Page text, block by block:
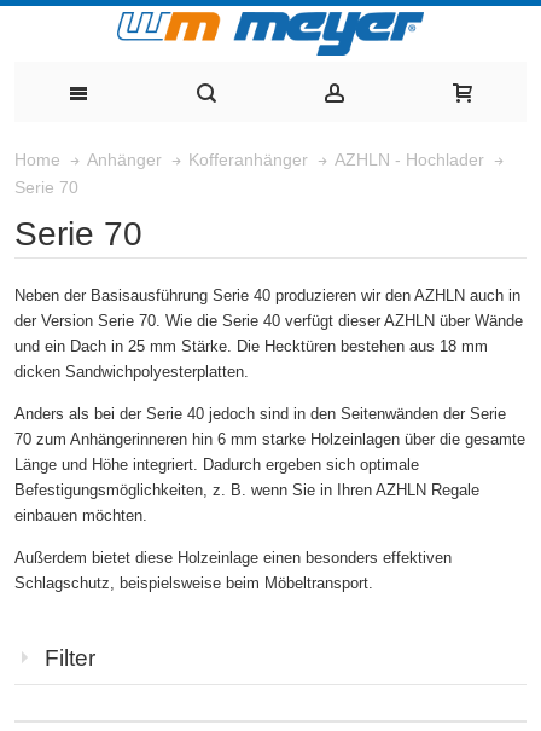
Home Anhänger Kofferanhänger
AZHLN - Hochlader
Serie 70
Serie 70
Neben der Basisausführung Serie 40 produzieren wir den AZHLN auch in
der Version Serie 70. Wie die Serie 40 verfügt dieser AZHLN über Wände
und ein Dach in 25 mm Stärke. Die Hecktüren bestehen aus 18 mm
dicken Sandwichpolyesterplatten.
Anders als bei der Serie 40 jedoch sind in den Seitenwänden der Serie
70 zum Anhängerinneren hin 6 mm starke Holzeinlagen über die gesamte
Länge und Höhe integriert. Dadurch ergeben sich optimale
Befestigungsmöglichkeiten, z. B. wenn Sie in Ihren AZHLN Regale
einbauen möchten.
Außerdem bietet diese Holzeinlage einen besonders effektiven
Schlagschutz, beispielsweise beim Möbeltransport.
Filter